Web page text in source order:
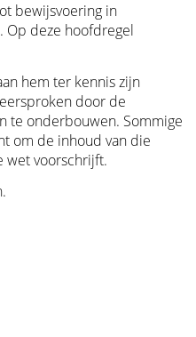
bewijsvoering in
Op deze hoofdregel
hem ter kennis zijn
door de
te onderbouwen. Sommige
om de inhoud van die
wet voorschrijft.